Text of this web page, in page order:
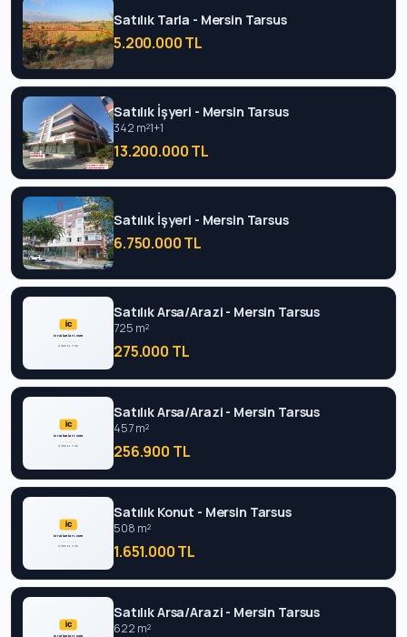
Satılık Tarla - Mersin Tarsus
5.200.000 TL
Satılık İşyeri - Mersin Tarsus
342 m²1+1
13.200.000 TL
Satılık İşyeri - Mersin Tarsus
6.750.000 TL
Satılık Arsa/Arazi - Mersin Tarsus
725 m²
275.000 TL
Satılık Arsa/Arazi - Mersin Tarsus
457 m²
256.900 TL
Satılık Konut - Mersin Tarsus
508 m²
1.651.000 TL
Satılık Arsa/Arazi - Mersin Tarsus
622 m²